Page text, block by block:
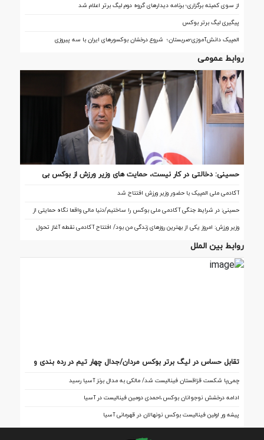
از سوی کمیته برگزاری؛ برنامه دیدارهای گروه دوم لیگ برتر اعلام شد
پیگیری لیگ برتر بوکس
المپیک دانش‌آموزی-صربستان؛ شروع درخشان بوکسورهای ایران با سه پیروزی
روابط عمومی
حسینی: دخالتی در کار نیست، حمایت های وزیر ورزش از بوکس بی
شود
آکادمی ملی المپیک با حضور وزیر ورزش افتتاح شد
حسینی: در شرایط جنگی آکادمی ملی بوکس را ساختیم/دنیا مالی واقعا نگاه حمایتی از
بوکس دارد
وزیر ورزش: امروز یکی از بهترین روزهای زندگی من بود/ افتتاح آکادمی نقطه آغاز تحول
بوکس است
روابط بین الملل
تقابل‌ حساس در لیگ برتر بوکس مردان/جدال چهار تیم در رده بندی و
چمی‌پا شکست قزاقستان فینالیست شد/ مالکی به مدال برنز آسیا رسید
ادامه درخشش نوجوانان بوکس،احمدی دومین فینالیست در آسیا
پیشه ور اولین فینالیست بوکس نونهالان در قهرمانی آسیا